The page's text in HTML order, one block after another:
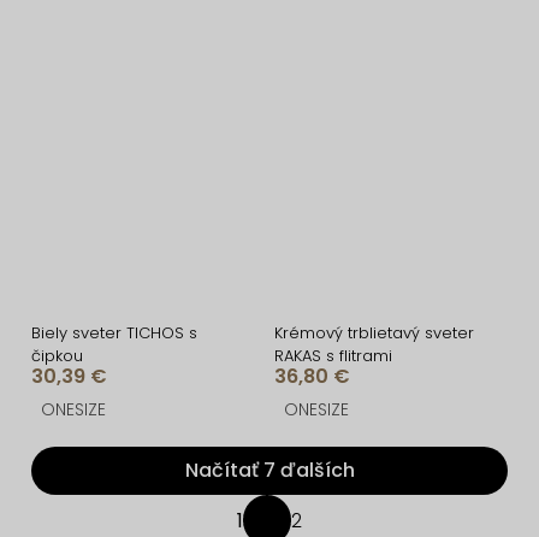
Biely sveter TICHOS s
čipkou
30,39 €
ONESIZE
Krémový trblietavý sveter
RAKAS s flitrami
36,80 €
ONESIZE
O
Načítať 7 ďalších
1 2